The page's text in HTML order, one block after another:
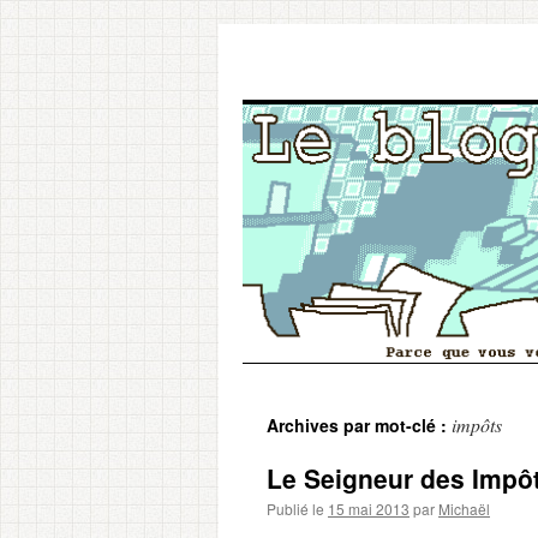
contenu
Archives par mot-clé : impôts
Le Seigneur des
Publié le 15 mai 2013 par Michaël